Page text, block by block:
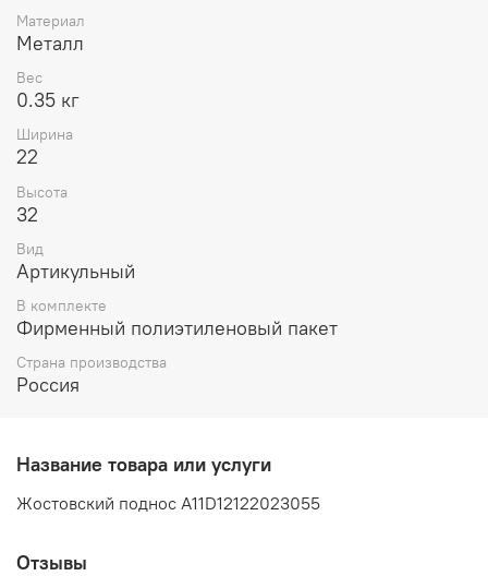
Материал
Металл
Вес
0.35 кг
Ширина
22
Высота
32
Вид
Артикульный
В комплекте
Фирменный полиэтиленовый пакет
Страна производства
Россия
Название товара или услуги
Жостовский поднос A11D12122023055
Отзывы